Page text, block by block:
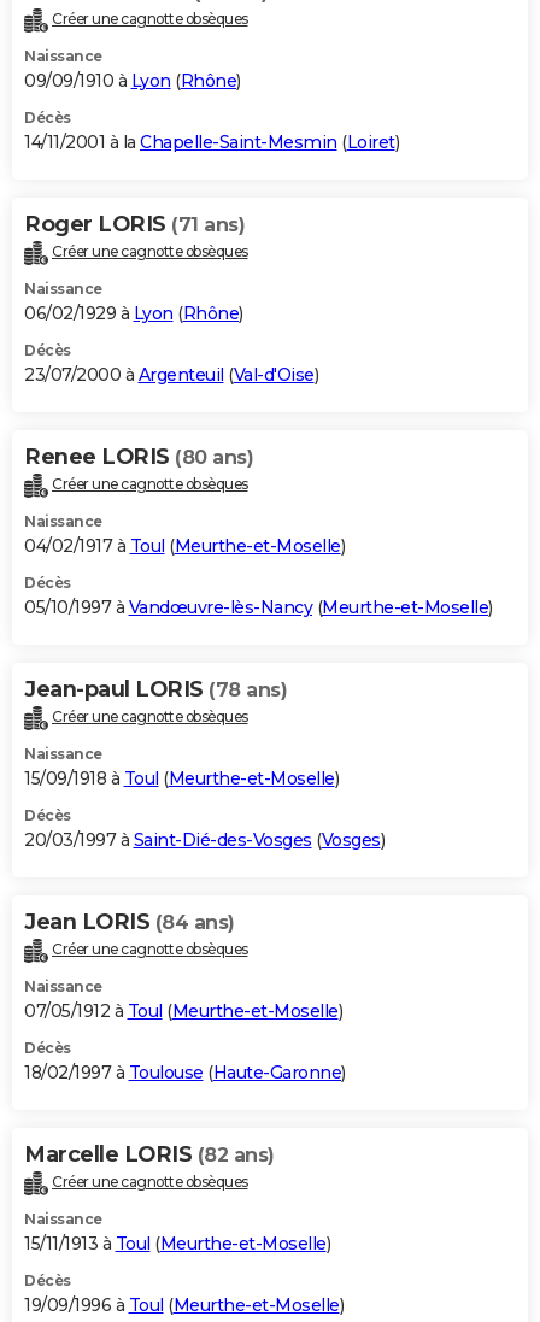
Créer une cagnotte obsèques
Naissance
09/09/1910 à Lyon (Rhône)
Décès
14/11/2001 à la Chapelle-Saint-Mesmin (Loiret)
Roger LORIS (71 ans)
Créer une cagnotte obsèques
Naissance
06/02/1929 à Lyon (Rhône)
Décès
23/07/2000 à Argenteuil (Val-d'Oise)
Renee LORIS (80 ans)
Créer une cagnotte obsèques
Naissance
04/02/1917 à Toul (Meurthe-et-Moselle)
Décès
05/10/1997 à Vandœuvre-lès-Nancy(Meurthe-et-Moselle)
Jean-paul LORIS (78 ans)
Créer une cagnotte obsèques
Naissance
15/09/1918 à Toul (Meurthe-et-Moselle)
Décès
20/03/1997 à Saint-Dié-des-Vosges (Vosges)
Jean LORIS (84 ans)
Créer une cagnotte obsèques
Naissance
07/05/1912 à Toul (Meurthe-et-Moselle)
Décès
18/02/1997 à Toulouse (Haute-Garonne)
Marcelle LORIS (82 ans)
Créer une cagnotte obsèques
Naissance
15/11/1913 à Toul (Meurthe-et-Moselle)
Décès
19/09/1996 à Toul (Meurthe-et-Moselle)